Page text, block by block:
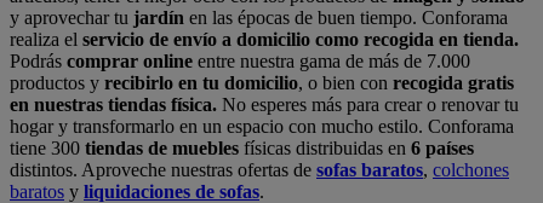
y aprovechar tu jardín en las épocas de buen tiempo. Conforama
realiza el servicio de envío a domicilio como recogida en tienda.
Podrás comprar online entre nuestra gama de más de 7.000
productos y recibirlo en tu domicilio, o bien con recogida gratis
en nuestras tiendas física. No esperes más para crear o renovar tu
hogar y transformarlo en un espacio con mucho estilo. Conforama
tiene 300 tiendas de muebles físicas distribuidas en 6 países
distintos. Aproveche nuestras ofertas de sofas baratos, colchones
baratos y liquidaciones de sofas.